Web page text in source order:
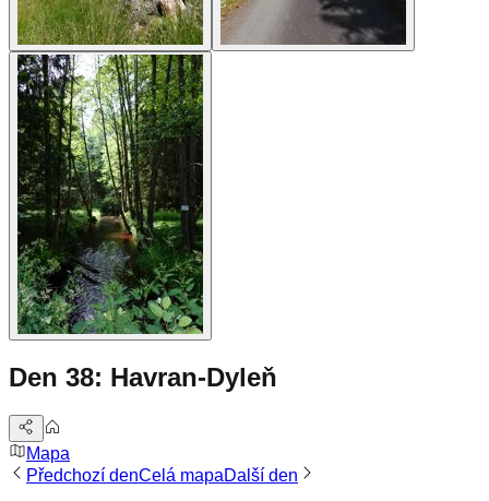
Den 38: Havran-Dyleň
Mapa
Předchozí denCelá mapaDalší den